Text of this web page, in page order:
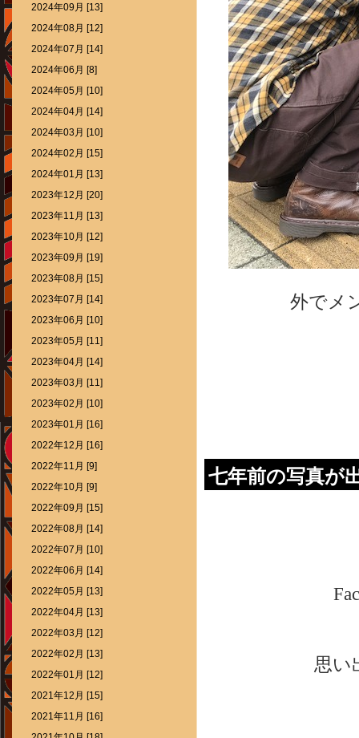
外でメ
七年前の写真が
思い
2024年09月 [13]
2024年08月 [12]
2024年07月 [14]
2024年06月 [8]
2024年05月 [10]
2024年04月 [14]
2024年03月 [10]
2024年02月 [15]
2024年01月 [13]
2023年12月 [20]
2023年11月 [13]
2023年10月 [12]
2023年09月 [19]
2023年08月 [15]
2023年07月 [14]
2023年06月 [10]
2023年05月 [11]
2023年04月 [14]
2023年03月 [11]
2023年02月 [10]
2023年01月 [16]
2022年12月 [16]
2022年11月 [9]
2022年10月 [9]
2022年09月 [15]
2022年08月 [14]
2022年07月 [10]
2022年06月 [14]
2022年05月 [13]
2022年04月 [13]
2022年03月 [12]
2022年02月 [13]
2022年01月 [12]
2021年12月 [15]
2021年11月 [16]